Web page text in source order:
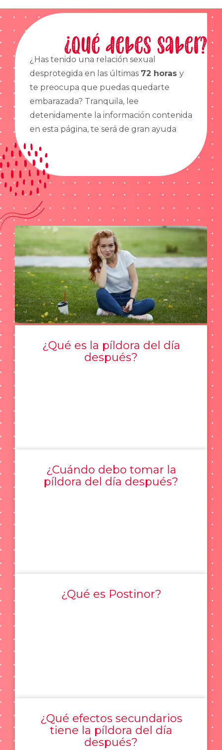
¿Qué debes saber?
¿Has tenido una relación sexual
desprotegida en las últimas 72 horas y
te preocupa que puedas quedarte
embarazada? Tranquila, lee
detenidamente la información contenida
en esta página, te será de gran ayuda
¿Qué es la píldora del día
después?
¿Cuándo debo tomar la
píldora del día después?
¿Qué es Postinor?
¿Qué efectos secundarios
tiene la píldora del día
después?